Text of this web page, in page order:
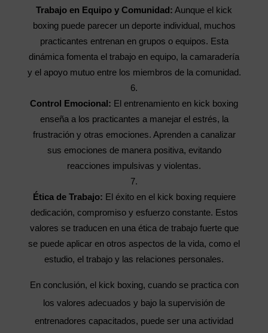
Trabajo en Equipo y Comunidad: Aunque el kick
boxing puede parecer un deporte individual, muchos
practicantes entrenan en grupos o equipos. Esta
dinámica fomenta el trabajo en equipo, la camaradería
y el apoyo mutuo entre los miembros de la comunidad.
Control Emocional: El entrenamiento en kick boxing
enseña a los practicantes a manejar el estrés, la
frustración y otras emociones. Aprenden a canalizar
sus emociones de manera positiva, evitando
reacciones impulsivas y violentas.
Ética de Trabajo: El éxito en el kick boxing requiere
dedicación, compromiso y esfuerzo constante. Estos
valores se traducen en una ética de trabajo fuerte que
se puede aplicar en otros aspectos de la vida, como el
estudio, el trabajo y las relaciones personales.
En conclusión, el kick boxing, cuando se practica con
los valores adecuados y bajo la supervisión de
entrenadores capacitados, puede ser una actividad